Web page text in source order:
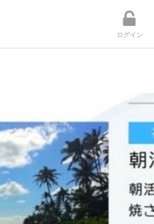
ログイン